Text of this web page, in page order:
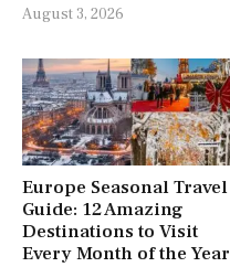
August 3, 2026
Europe Seasonal Travel
Guide: 12 Amazing
Destinations to Visit
Every Month of the Year